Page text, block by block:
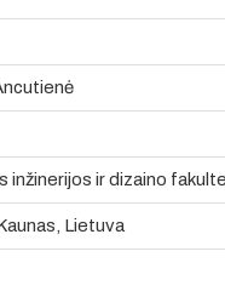
inžinerijos ir dizaino
Lietuva